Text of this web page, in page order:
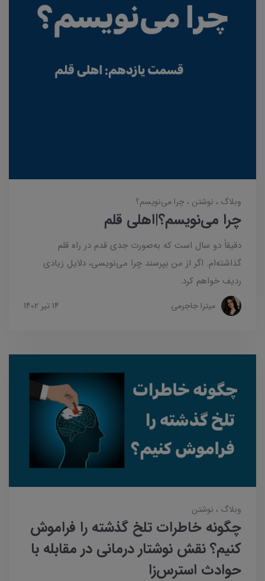
وبلاگ نوشتن چرا می‌نویسم؟
چرا می‌نویسم؟|اهلی قلم
دقیقاً دو سال است که به‌صورت جدی قدم در راه قلم
گذاشته‌ام. اگر از من بپرسند چرا می‌نویسی، دلایل زیادی
ردیف خواهم کرد.
میترا جاجرمی 14 تير 1402
وبلاگ نوشتن
چگونه خاطرات تلخ گذشته را فراموش
کنیم؟ نقش نوشتار درمانی در مقابله با
حوادث استرس‌زا